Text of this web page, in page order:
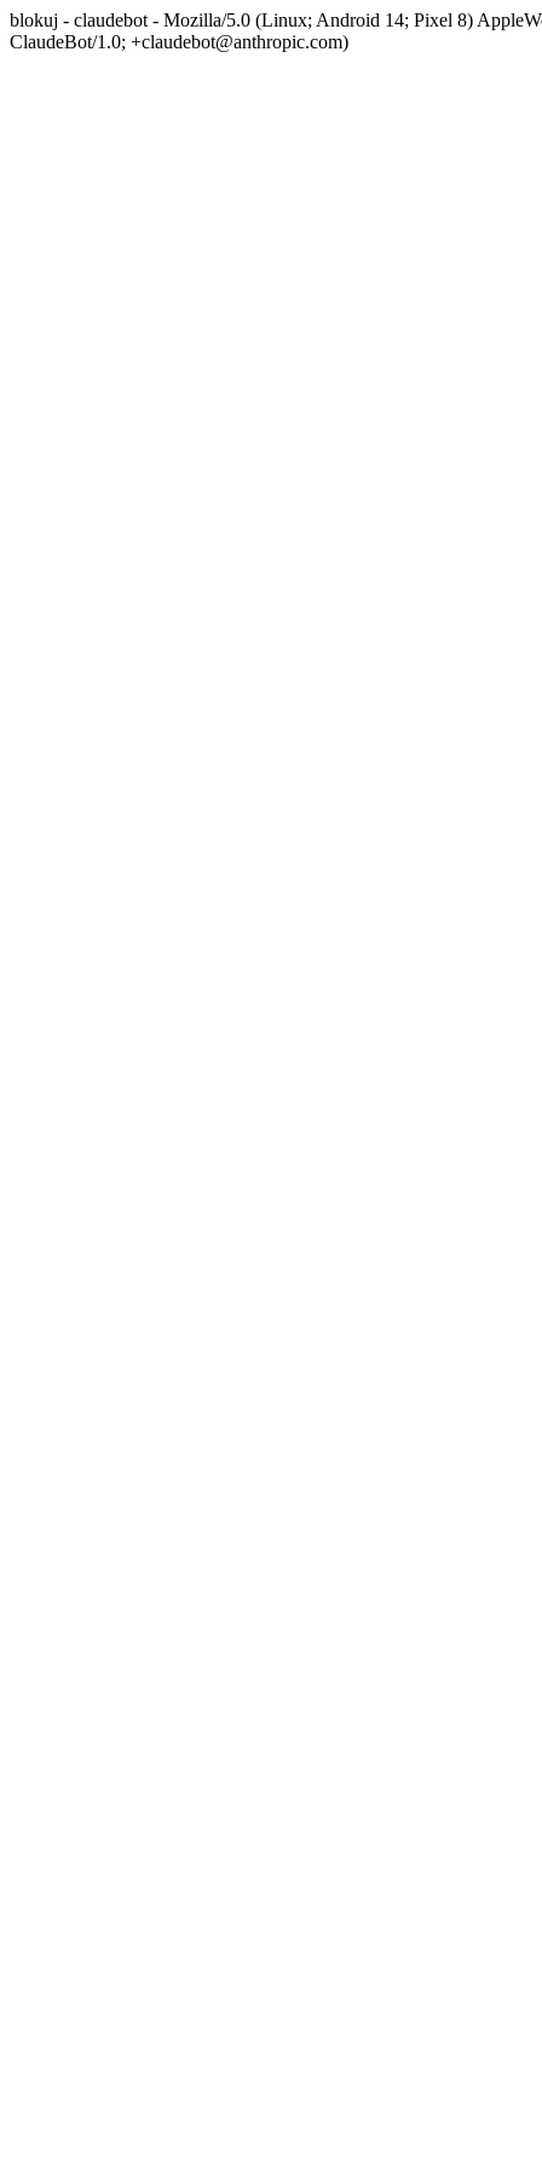
blokuj - claudebot - Mozilla/5.0 (Linux; Android 14; Pixel 8)
ClaudeBot/1.0; +claudebot@anthropic.com)